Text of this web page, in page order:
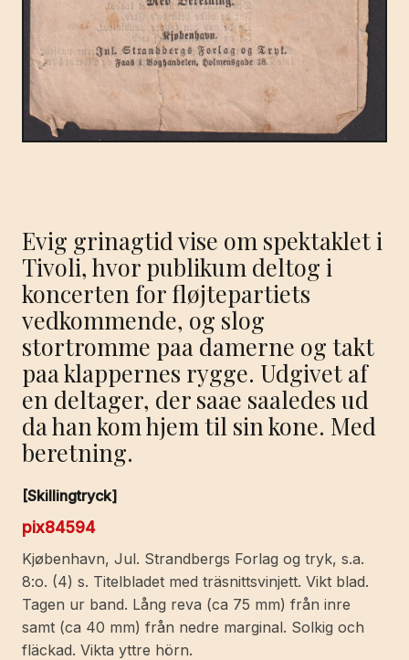
Evig grinagtid vise om spektaklet i
Tivoli, hvor publikum deltog i
koncerten for fløjtepartiets
vedkommende, og slog
stortromme paa damerne og takt
paa klappernes rygge. Udgivet af
en deltager, der saae saaledes ud
da han kom hjem til sin kone. Med
beretning.
[Skillingtryck]
pix84594
Kjøbenhavn, Jul. Strandbergs Forlag og tryk, s.a.
8:o. (4) s. Titelbladet med träsnittsvinjett. Vikt blad.
Tagen ur band. Lång reva (ca 75 mm) från inre
samt (ca 40 mm) från nedre marginal. Solkig och
fläckad. Vikta yttre hörn.